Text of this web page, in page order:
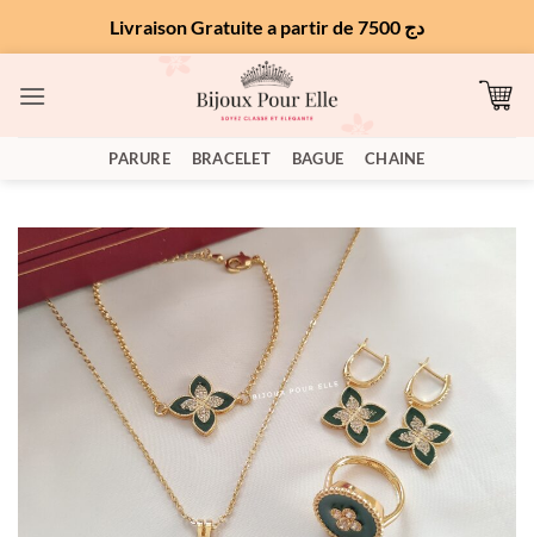
Livraison Gratuite a partir de 7500 دج
PARURE BRACELET BAGUE CHAINE